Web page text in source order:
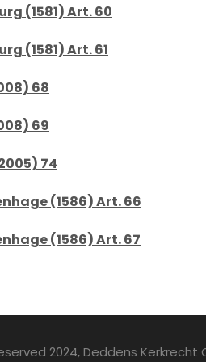
(1581) Art. 60
(1581) Art. 61
68
69
74
(1586) Art. 66
(1586) Art. 67
2024, Deddens Kerkrecht